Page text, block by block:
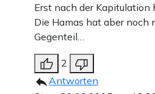
Erst nach der Kapitulation
Die Hamas hat aber noch
Gegenteil…
2
Antworten